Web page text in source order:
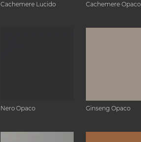
Cachemere Lucido Cachemere Opaco
Nero Opaco Ginseng Opaco